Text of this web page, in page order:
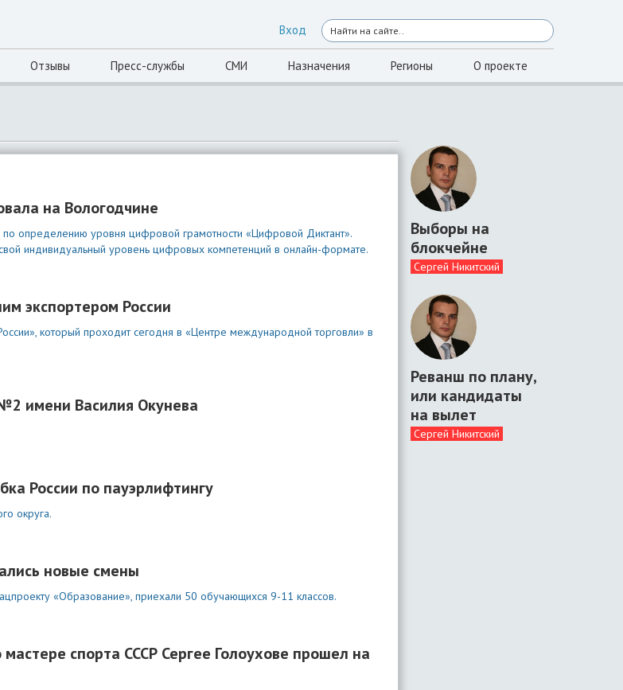
Вход
Отзывы Пресс-службы СМИ Назначения Регионы О проекте
на Вологодчине
определению уровня цифровой грамотности «Цифровой Диктант».
индивидуальный уровень цифровых компетенций в онлайн-формате.
экспортером России
который проходит сегодня в «Центре международной торговли» в
имени Василия Окунева
России по пауэрлифтингу
округа.
новые смены
«Образование», приехали 50 обучающихся 9-11 классов.
спорта СССР Сергее Голоухове прошел на
Выборы на
блокчейне
Сергей Никитский
Реванш по плану,
или кандидаты
на вылет
Сергей Никитский